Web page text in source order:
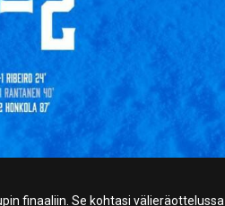
finaaliin. Se kohtasi